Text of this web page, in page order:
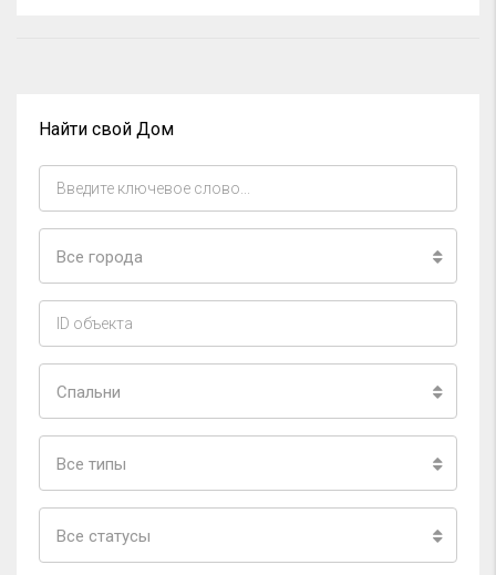
Найти свой Дом
Все города
Спальни
Все типы
Все статусы